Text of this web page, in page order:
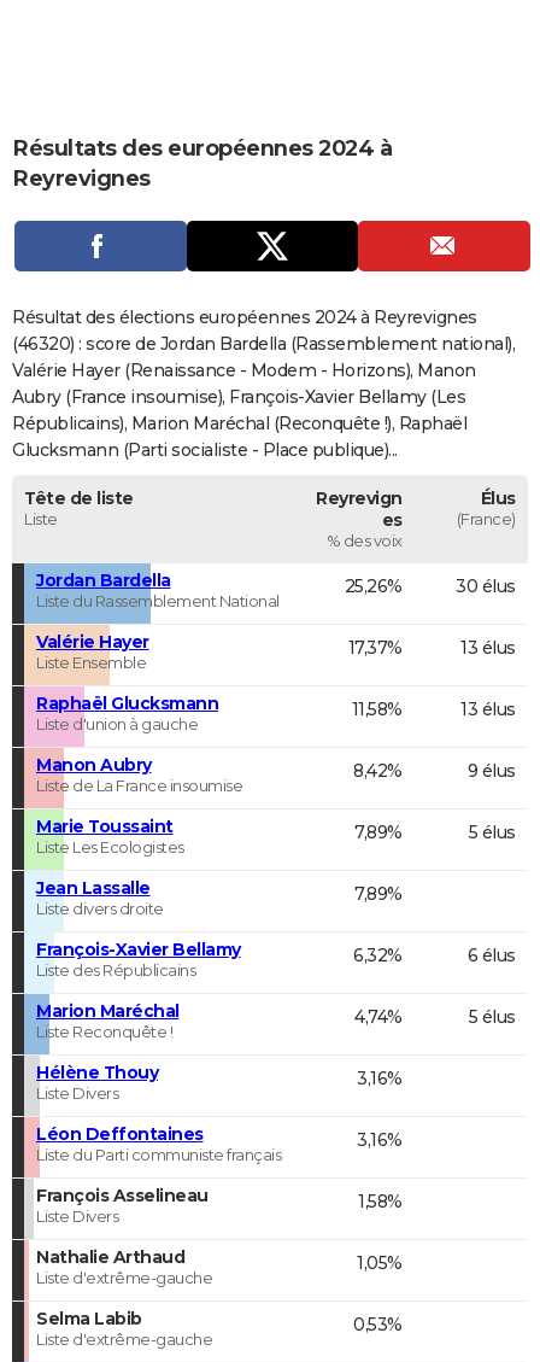
CARTE DE VOEUX
Carte de Noël
Carte Bonne année
Carte Saint-Valentin
Carte Pâques
Carte d'anniversaire
DICTIONNAIRE
Dictionnaire
Biographies
Citations
Expressions
Proverbes
PROGRAMME TV
COPAINS D'AVANT
S'inscrire
Se connecter
Lycées
Collèges
Primaires
Universités
Entreprises
Service militaire
Avis de recherche
AVIS DE DÉCÈS
FORUM
Résultats des européennes 2024 à
Reyrevignes
Résultat des élections européennes 2024 à Reyrevignes
(46320) : score de Jordan Bardella (Rassemblement national),
Valérie Hayer (Renaissance - Modem - Horizons), Manon
Aubry (France insoumise), François-Xavier Bellamy (Les
Républicains), Marion Maréchal (Reconquête !), Raphaël
Glucksmann (Parti socialiste - Place publique)...
Tête de liste
Liste
Reyrevign
es
% des voix
Élus
(France)
Jordan Bardella
Liste du Rassemblement National
25,26% 30 élus
Valérie Hayer
Liste Ensemble
17,37% 13 élus
Raphaël Glucksmann
Liste d'union à gauche
11,58% 13 élus
Manon Aubry
Liste de La France insoumise
8,42% 9 élus
Marie Toussaint
Liste Les Ecologistes
7,89% 5 élus
Jean Lassalle
Liste divers droite
7,89%
François-Xavier Bellamy
Liste des Républicains
6,32% 6 élus
Marion Maréchal
Liste Reconquête !
4,74% 5 élus
Hélène Thouy
Liste Divers
3,16%
Léon Deffontaines
Liste du Parti communiste français
3,16%
François Asselineau
Liste Divers
1,58%
Nathalie Arthaud
Liste d'extrême-gauche
1,05%
Selma Labib
Liste d'extrême-gauche
0,53%